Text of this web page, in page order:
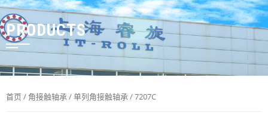
PRODUCTS
首页 / 角接触轴承/单列角接触轴承/ 7207C